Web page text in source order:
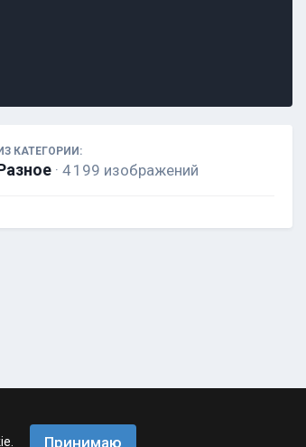
КАТЕГОРИИ:
· 4 199 изображений
Принимаю